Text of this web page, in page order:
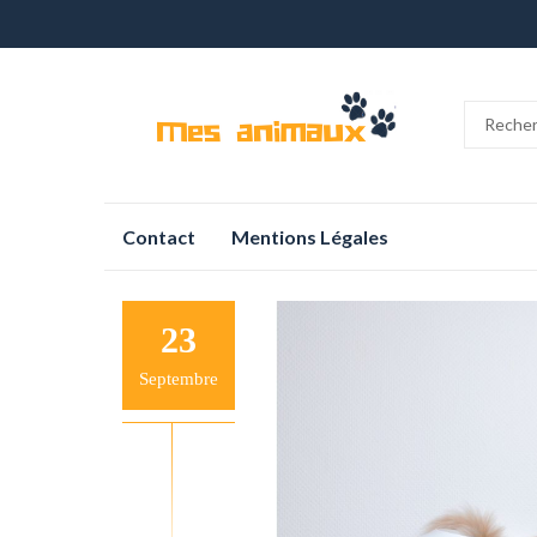
Contact Mentions Légales
23
Septembre